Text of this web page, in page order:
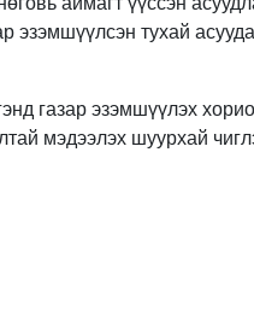
эзэмшүүлсэн тухай
газар эзэмшүүлэх
мэдээлэх шуурхай